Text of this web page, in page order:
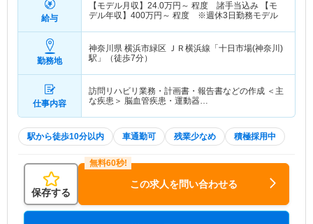
給与
【モデル月収】 24.0万円～ 程度 諸手当込み 【モ
デル年収】 400万円～ 程度 ※週休3日勤務モデル
勤務地
神奈川県 横浜市緑区 ＪＲ横浜線「十日市場(神奈川)
駅」（徒歩7分）
仕事内容
訪問リハビリ業務・計画書・報告書などの作成 ＜主
な疾患＞ 脳血管疾患・運動器…
駅から徒歩10分以内 車通勤可 残業少なめ 積極採用中
保存する
この求人を問い合わせる